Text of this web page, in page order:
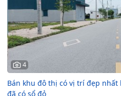
4
Bán khu đô thị có vị trí đẹp
đã có sổ đỏ